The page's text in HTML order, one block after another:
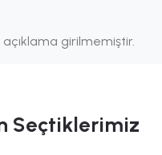
girilmemiştir.
Seçtiklerimiz